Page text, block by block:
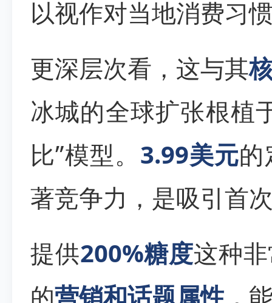
以视作对当地消费习
更深层次看，这与其
冰城的全球扩张根植
比”模型。 3.99美元
著竞争力，是吸引首
提供200%糖度这种
的营销和话题属性，